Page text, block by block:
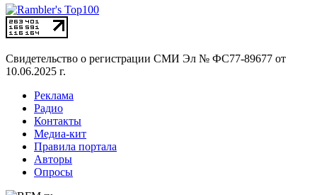
Свидетельство о регистрации СМИ Эл № ФС77-89677 от
10.06.2025 г.
Реклама
Радио
Контакты
Медиа-кит
Правила портала
Авторы
Опросы